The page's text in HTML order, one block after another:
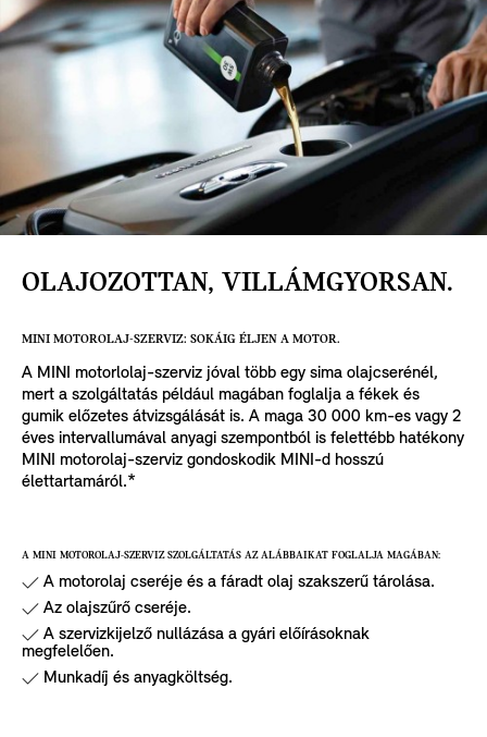
OLAJOZOTTAN, VILLÁMGYORSAN.
MINI MOTOROLAJ-SZERVIZ: SOKÁIG ÉLJEN A MOTOR.
A MINI motorlolaj-szerviz jóval több egy sima olajcserénél,
mert a szolgáltatás például magában foglalja a fékek és
gumik előzetes átvizsgálását is. A maga 30 000 km-es vagy 2
éves intervallumával anyagi szempontból is felettébb hatékony
MINI motorolaj-szerviz gondoskodik MINI-d hosszú
élettartamáról.*
A MINI MOTOROLAJ-SZERVIZ SZOLGÁLTATÁS AZ ALÁBBAIKAT FOGLALJA MAGÁBAN:
A motorolaj cseréje és a fáradt olaj szakszerű tárolása.
Az olajszűrő cseréje.
A szervizkijelző nullázása a gyári előírásoknak
megfelelően.
Munkadíj és anyagköltség.